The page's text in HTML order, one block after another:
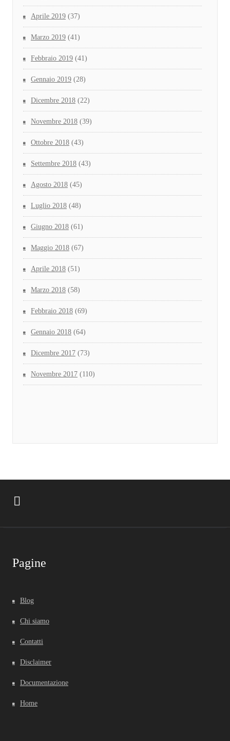
Aprile 2019 (37)
Marzo 2019 (41)
Febbraio 2019 (41)
Gennaio 2019 (28)
Dicembre 2018 (22)
Novembre 2018 (39)
Ottobre 2018 (43)
Settembre 2018 (43)
Agosto 2018 (45)
Luglio 2018 (48)
Giugno 2018 (61)
Maggio 2018 (67)
Aprile 2018 (51)
Marzo 2018 (58)
Febbraio 2018 (69)
Gennaio 2018 (64)
Dicembre 2017 (73)
Novembre 2017 (110)
Pagine
Blog
Chi siamo
Contatti
Disclaimer
Documentazione
Home